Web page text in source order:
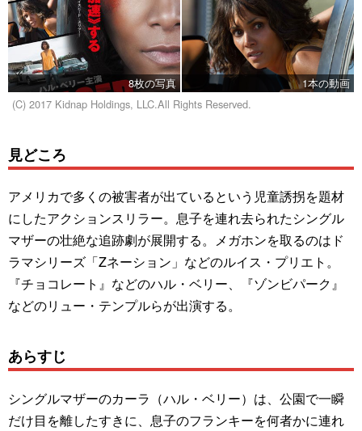
8枚の写真
1本の動画
(C) 2017 Kidnap Holdings, LLC.All Rights Reserved.
見どころ
アメリカで多くの被害者が出ているという児童誘拐を題材
にしたアクションスリラー。息子を連れ去られたシングル
マザーの壮絶な追跡劇が展開する。メガホンを取るのはド
ラマシリーズ「Zネーション」などのルイス・プリエト。
『チョコレート』などのハル・ベリー、『ゾンビパーク』
などのリュー・テンプルらが出演する。
あらすじ
シングルマザーのカーラ（ハル・ベリー）は、公園で一瞬
だけ目を離したすきに、息子のフランキーを何者かに連れ